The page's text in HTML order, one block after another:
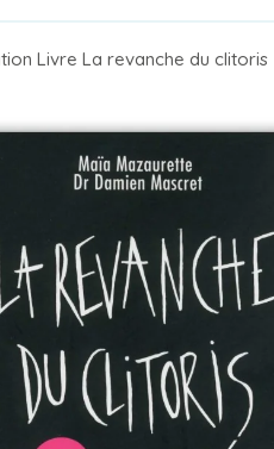
Livre La revanche du clitoris